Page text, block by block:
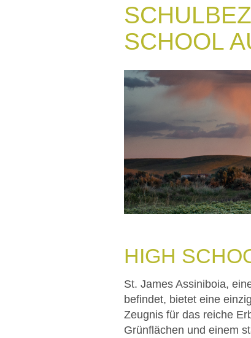
SCHOOL
HIGH
St. James Assiniboia,
befindet, bietet eine
Zeugnis für das reiche
Grünflächen und einem